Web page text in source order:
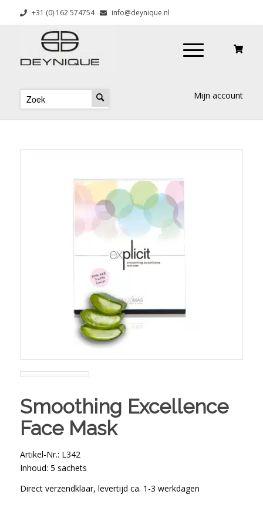
+31 (0) 162 574754 info@deynique.nl
Mijn account
Smoothing Excellence
Face Mask
Artikel-Nr.: L342
Inhoud: 5 sachets
Direct verzendklaar, levertijd ca. 1-3 werkdagen